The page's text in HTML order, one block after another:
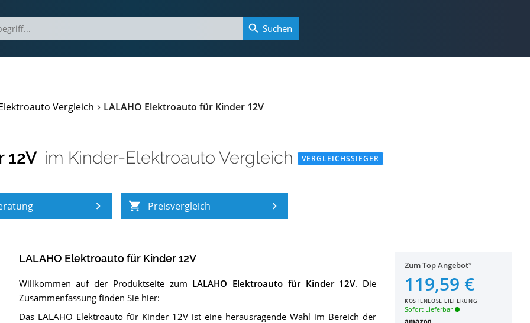
Vergleich LALAHO Elektroauto für Kinder 12V
12V im Kinder-Elektroauto Vergleich VERGLEICHSSIEGER
Preisvergleich
Zum Top Angebot
119,59 €
KOSTENLOSE LIEFERUNG
Sofort Lieferbar
LALAHO Elektroauto für Kinder 12V
Willkommen auf der Produktseite zum LALAHO Elektroauto für Kinder 12V. Die
Zusammenfassung finden Sie hier:
Das LALAHO Elektroauto für Kinder 12V ist eine herausragende Wahl im Bereich der
Suchen